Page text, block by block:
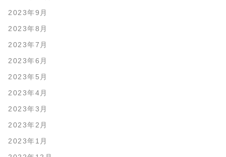
2023年9月
2023年8月
2023年7月
2023年6月
2023年5月
2023年4月
2023年3月
2023年2月
2023年1月